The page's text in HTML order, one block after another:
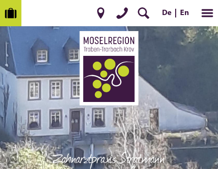
De En
Zahnarztpraxis Stratmann